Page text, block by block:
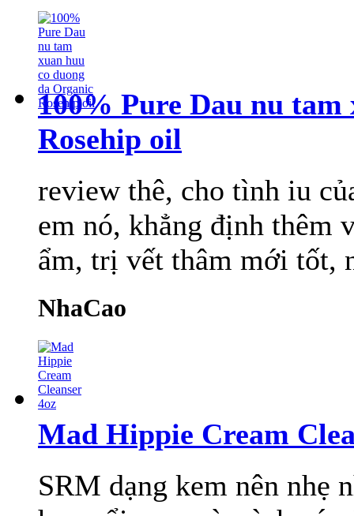
100% Pure Dau nu
Rosehip oil
review thê, cho tình iu
em nó, khẳng định thêm
ẩm, trị vết thâm mới tốt,
NhaCao
Mad Hippie Cream
SRM dạng kem nên nhẹ